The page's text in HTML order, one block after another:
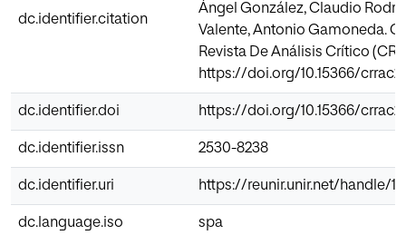
dc.identifier.citation
Ángel González, Claudio
Valente, Antonio Gamoneda.
Revista De Análisis Crítico
https://doi.org/10.15366/
dc.identifier.doi https://doi.org/10.15366/
dc.identifier.issn 2530-8238
dc.identifier.uri https://reunir.unir.net/handle/
dc.language.iso spa